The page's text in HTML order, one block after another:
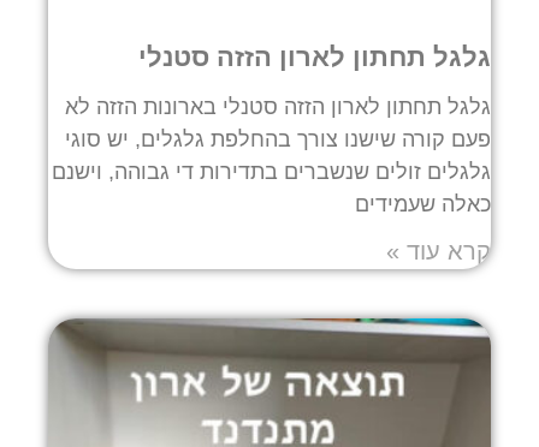
גלגל תחתון לארון הזזה סטנלי
גלגל תחתון לארון הזזה סטנלי בארונות הזזה לא
פעם קורה שישנו צורך בהחלפת גלגלים, יש סוגי
גלגלים זולים שנשברים בתדירות די גבוהה, וישנם
כאלה שעמידים
קרא עוד »